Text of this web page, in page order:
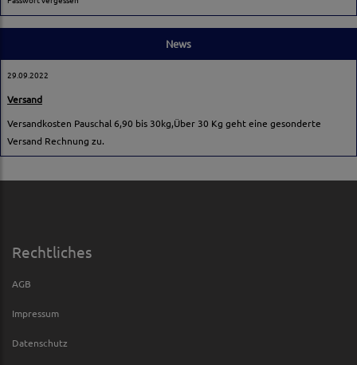
News
29.09.2022
Versand
Versandkosten Pauschal 6,90 bis 30kg,Über 30 Kg geht eine gesonderte
Versand Rechnung zu.
Rechtliches
AGB
Impressum
Datenschutz